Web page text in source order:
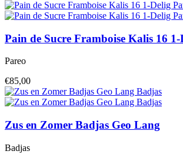
Pain de Sucre Framboise Kalis 16 1-
Pareo
€85,00
Zus en Zomer Badjas Geo Lang
Badjas